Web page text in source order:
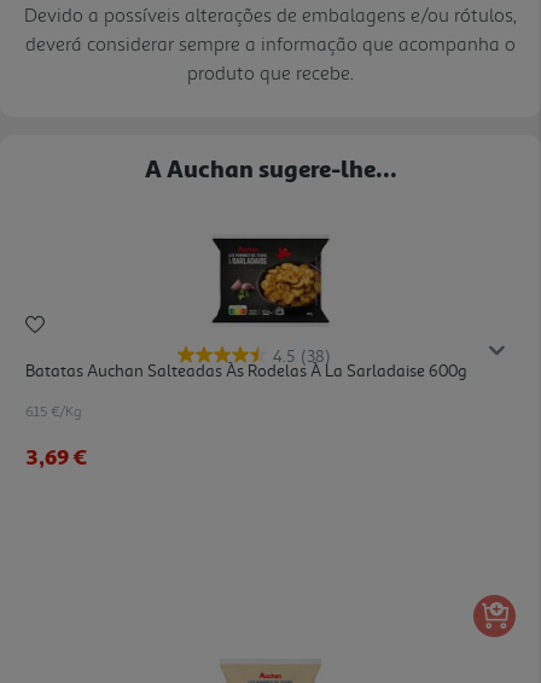
Devido a possíveis alterações de embalagens e/ou rótulos,
deverá considerar sempre a informação que acompanha o
produto que recebe.
A Auchan sugere-lhe...
4.5 (38)
Batatas Auchan Salteadas Às Rodelas À La Sarladaise 600g
6.15 €/Kg
3,69 €